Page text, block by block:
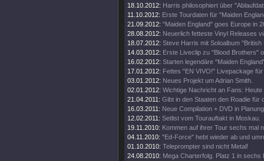
18.10.2012: Harris philosophiert über
11.10.2012: Erste Tourdaten für "Maiden
21.09.2012: "Maiden England" goes Europe in
28.08.2012: Neuerlich fetteste Vinyl Releases
18.07.2012: Steve Harris mit Soloalbum "British
14.03.2012: Erste Liveclip zu "Blood Brothers"
16.02.2012: Starten legendäre "Maiden
17.01.2012: Fettes "EN VIVO!" Livepackage
03.01.2012: Neues Projekt um Adrian Smith.
02.01.2012: Wichtige Nachricht an Fans: Heute
21.04.2011: Gibt in den Staaten den Roadie für
16.03.2011: Neue Compilation + DVD in
12.02.2011: Setlist vom Tourauftakt in Moskau.
19.11.2010: Kommen auf ihrer Tour sechs mal
04.11.2010: "Ed-Force" hebt wieder ab und
01.10.2010: Teleprompter sind nicht Metal!
24.08.2010: Mega Charterfolg. Platz 1 in sechs